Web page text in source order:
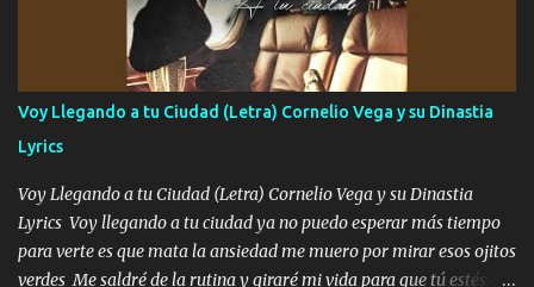
contenta como yo por ti Música Pregúntame qué es lo que me
enamora pa describirte unas cuantas horas también pregunta que
quiero contigo que seas dichosa al estar conmigo Y ya borracho
contéstame la llamada pa dedicarte unas bonitas palabras así
borracho me animo a decirte todo y puedo describirlo mucho que
me encantes Decirte que me siento muy feliz y emocionado por
tenerte aquí espero que quiera...
Voy Llegando a tu Ciudad (Letra) Cornelio Vega y su Dinastia
Lyrics
Voy Llegando a tu Ciudad (Letra) Cornelio Vega y su Dinastia
Lyrics Voy llegando a tu ciudad ya no puedo esperar más tiempo
para verte es que mata la ansiedad me muero por mirar esos ojitos
verdes Me saldré de la rutina y giraré mi vida para que tú estés en